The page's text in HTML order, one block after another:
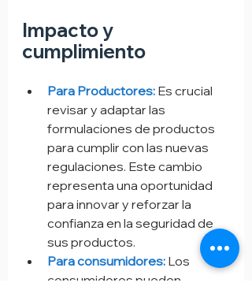
Impacto y
cumplimiento
Para Productores: Es crucial
revisar y adaptar las
formulaciones de productos
para cumplir con las nuevas
regulaciones. Este cambio
representa una oportunidad
para innovar y reforzar la
confianza en la seguridad de
sus productos.
Para consumidores: Los
consumidores pueden